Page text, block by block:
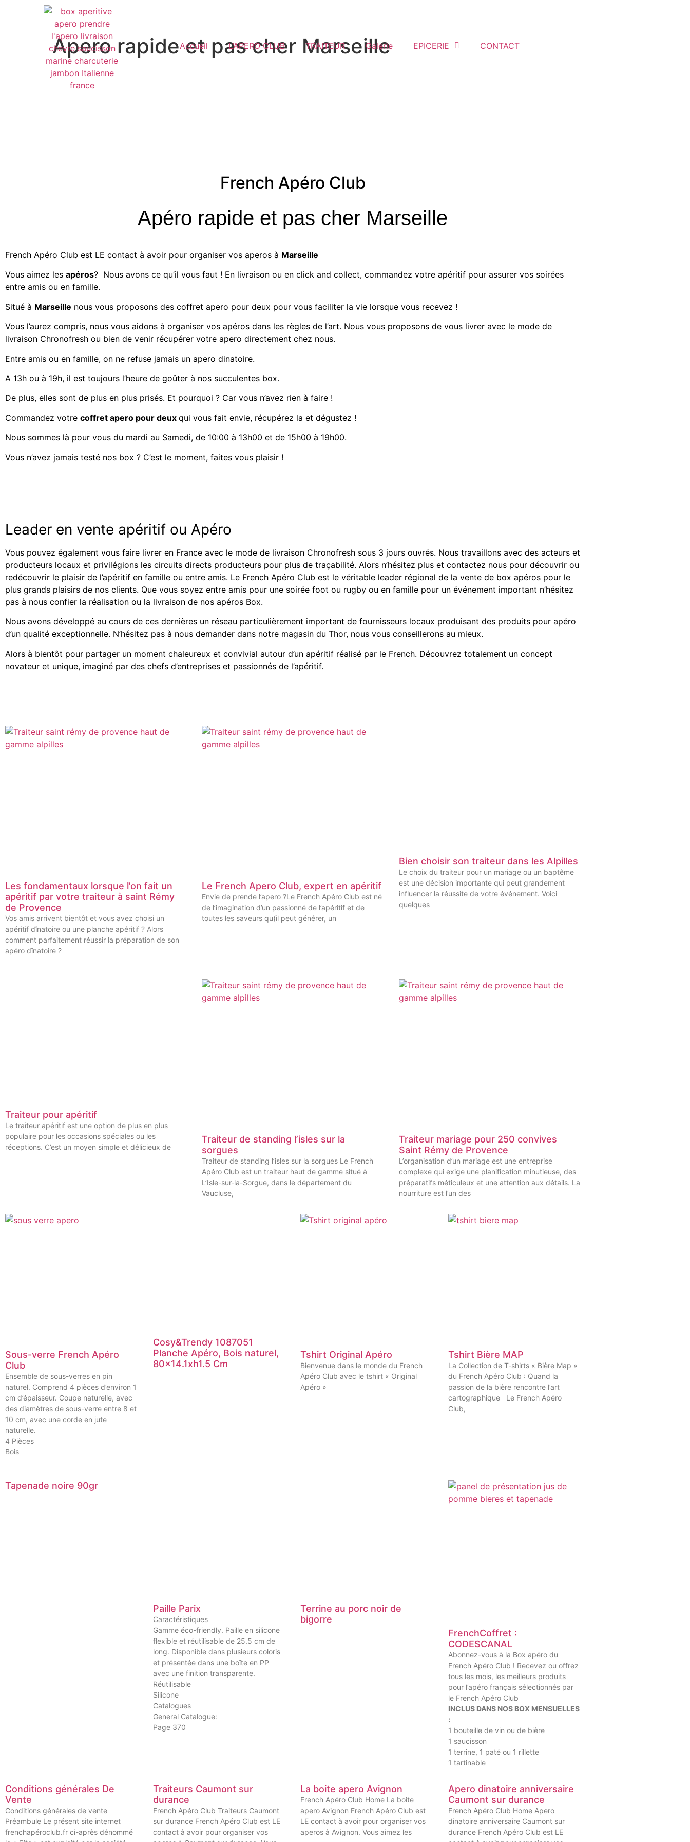
Accueil L’APERO CLUB TRAITEUR Galerie EPICERIE CONTACT
Apero rapide et pas cher Marseille
French Apéro Club
Apéro rapide et pas cher Marseille
French Apéro Club est LE contact à avoir pour organiser vos aperos à Marseille
Vous aimez les apéros? Nous avons ce qu’il vous faut ! En livraison ou en click and collect, commandez votre apéritif pour assurer vos soirées
entre amis ou en famille.
Situé à Marseille nous vous proposons des coffret apero pour deux pour vous faciliter la vie lorsque vous recevez !
Vous l’aurez compris, nous vous aidons à organiser vos apéros dans les règles de l’art. Nous vous proposons de vous livrer avec le mode de
livraison Chronofresh ou bien de venir récupérer votre apero directement chez nous.
Entre amis ou en famille, on ne refuse jamais un apero dinatoire.
A 13h ou à 19h, il est toujours l’heure de goûter à nos succulentes box.
De plus, elles sont de plus en plus prisés. Et pourquoi ? Car vous n’avez rien à faire !
Commandez votre coffret apero pour deux qui vous fait envie, récupérez la et dégustez !
Nous sommes là pour vous du mardi au Samedi, de 10:00 à 13h00 et de 15h00 à 19h00.
Vous n’avez jamais testé nos box ? C’est le moment, faites vous plaisir !
Leader en vente apéritif ou Apéro
Vous pouvez également vous faire livrer en France avec le mode de livraison Chronofresh sous 3 jours ouvrés. Nous travaillons avec des acteurs et
producteurs locaux et privilégions les circuits directs producteurs pour plus de traçabilité. Alors n’hésitez plus et contactez nous pour découvrir ou
redécouvrir le plaisir de l’apéritif en famille ou entre amis. Le French Apéro Club est le véritable leader régional de la vente de box apéros pour le
plus grands plaisirs de nos clients. Que vous soyez entre amis pour une soirée foot ou rugby ou en famille pour un événement important n’hésitez
pas à nous confier la réalisation ou la livraison de nos apéros Box.
Nous avons développé au cours de ces dernières un réseau particulièrement important de fournisseurs locaux produisant des produits pour apéro
d’un qualité exceptionnelle. N’hésitez pas à nous demander dans notre magasin du Thor, nous vous conseillerons au mieux.
Alors à bientôt pour partager un moment chaleureux et convivial autour d’un apéritif réalisé par le French. Découvrez totalement un concept
novateur et unique, imaginé par des chefs d’entreprises et passionnés de l’apéritif.
Les fondamentaux lorsque l’on fait un
apéritif par votre traiteur à saint Rémy
de Provence
Vos amis arrivent bientôt et vous avez choisi un
apéritif dînatoire ou une planche apéritif ? Alors
comment parfaitement réussir la préparation de son
apéro dînatoire ?
Le French Apero Club, expert en apéritif
Envie de prende l’apero ?Le French Apéro Club est né
de l’imagination d’un passionné de l’apéritif et de
toutes les saveurs qu(il peut générer, un
Bien choisir son traiteur dans les Alpilles
Le choix du traiteur pour un mariage ou un baptême
est une décision importante qui peut grandement
influencer la réussite de votre événement. Voici
quelques
Traiteur pour apéritif
Le traiteur apéritif est une option de plus en plus
populaire pour les occasions spéciales ou les
réceptions. C’est un moyen simple et délicieux de
Traiteur de standing l’isles sur la
sorgues
Traiteur de standing l’isles sur la sorgues Le French
Apéro Club est un traiteur haut de gamme situé à
L’Isle-sur-la-Sorgue, dans le département du
Vaucluse,
Traiteur mariage pour 250 convives
Saint Rémy de Provence
L’organisation d’un mariage est une entreprise
complexe qui exige une planification minutieuse, des
préparatifs méticuleux et une attention aux détails. La
nourriture est l’un des
Sous-verre French Apéro
Club
Ensemble de sous-verres en pin
naturel. Comprend 4 pièces d’environ 1
cm d’épaisseur. Coupe naturelle, avec
des diamètres de sous-verre entre 8 et
10 cm, avec une corde en jute
naturelle.
4 Pièces
Bois
Cosy&Trendy 1087051
Planche Apéro, Bois naturel,
80×14.1xh1.5 Cm
Tshirt Original Apéro
Bienvenue dans le monde du French
Apéro Club avec le tshirt « Original
Apéro »
Tshirt Bière MAP
La Collection de T-shirts « Bière Map »
du French Apéro Club : Quand la
passion de la bière rencontre l’art
cartographique Le French Apéro
Club,
Tapenade noire 90gr
Paille Parix
Caractéristiques
Gamme éco-friendly. Paille en silicone
flexible et réutilisable de 25.5 cm de
long. Disponible dans plusieurs coloris
et présentée dans une boîte en PP
avec une finition transparente.
Réutilisable
Silicone
Catalogues
General Catalogue:
Page 370
Terrine au porc noir de
bigorre
FrenchCoffret :
CODESCANAL
Abonnez-vous à la Box apéro du
French Apéro Club ! Recevez ou offrez
tous les mois, les meilleurs produits
pour l’apéro français sélectionnés par
le French Apéro Club
INCLUS DANS NOS BOX MENSUELLES
:
1 bouteille de vin ou de bière
1 saucisson
1 terrine, 1 paté ou 1 rillette
1 tartinable
Conditions générales De
Vente
Conditions générales de vente
Préambule Le présent site internet
frenchapéroclub.fr ci-après dénommé
Traiteurs Caumont sur
durance
French Apéro Club Traiteurs Caumont
sur durance French Apéro Club est LE
contact à avoir pour organiser vos
La boite apero Avignon
French Apéro Club Home La boite
apero Avignon French Apéro Club est
LE contact à avoir pour organiser vos
aperos à Avignon. Vous aimez les
Apero dinatoire anniversaire
Caumont sur durance
French Apéro Club Home Apero
dinatoire anniversaire Caumont sur
durance French Apéro Club est LE